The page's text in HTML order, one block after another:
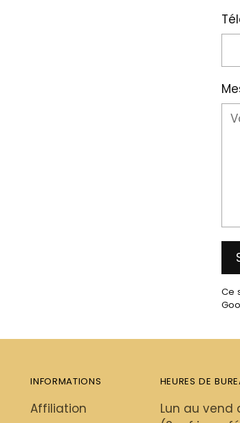
Ce
INFORMATIONS
Affiliation
HEURES DE
Lun au vend